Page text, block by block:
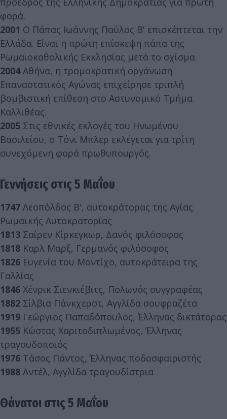
φορά.
2001 Ο Πάπας Ιωάννης Παύλος Β' επισκέπτεται την
Ελλάδα. Είναι η πρώτη επίσκεψη πάπα της
Ρωμαιοκαθολικής Εκκλησίας μετά το σχίσμα.
2004Αθήνα, η τρομοκρατική οργάνωση
Επαναστατικός Αγώνας επιχείρησε τριπλή
βομβιστική επίθεση στο Αστυνομικό Τμήμα
Καλλιθέας.
2005 Στις εθνικές εκλογές του Ηνωμένου
Βασιλείου, ο Τόνι Μπλερ εκλέγεται για τρίτη
συνεχόμενη φορά πρωθυπουργός.
Γεννήσεις στις 5 Μαΐου
1747 Λεοπόλδος Β', αυτοκράτορας της Αγίας
Ρωμαϊκής Αυτοκρατορίας
1813 Σαίρεν Κίρκεγκωρ, Δανός φιλόσοφος
1818 Καρλ Μαρξ, Γερμανός φιλόσοφος
1826 Ευγενία του Μοντίχο, αυτοκράτειρα της
Γαλλίας
1846 Χένρικ Σιενκιέβιτς, Πολωνός συγγραφέας
1882 Σίλβια Πάνκχερστ, Αγγλίδα σουφραζέτα
1919 Γεώργιος Παπαδόπουλος, Έλληνας δικτάτορας
1955 Κώστας Χαριτοδιπλωμένος, Έλληνας
τραγουδοποιός
1976 Τάσος Πάντος, Έλληνας ποδοσφαιριστής
1988 Αντέλ, Αγγλίδα τραγουδίστρια
Θάνατοι στις 5 Μαΐου